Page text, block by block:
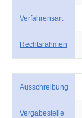
Verfahrensart
Rechtsrahmen
Ausschreibung
Vergabestelle